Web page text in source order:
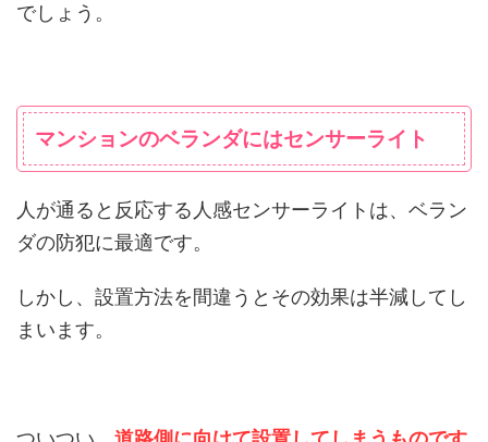
でしょう。
マンションのベランダにはセンサーライト
人が通ると反応する人感センサーライトは、ベラン
ダの防犯に最適です。
しかし、設置方法を間違うとその効果は半減してし
まいます。